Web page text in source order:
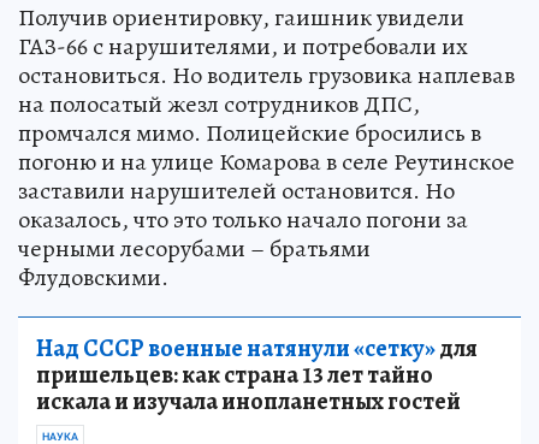
Получив ориентировку, гаишник увидели
ГАЗ-66 с нарушителями, и потребовали их
остановиться. Но водитель грузовика наплевав
на полосатый жезл сотрудников ДПС,
промчался мимо. Полицейские бросились в
погоню и на улице Комарова в селе Реутинское
заставили нарушителей остановится. Но
оказалось, что это только начало погони за
черными лесорубами – братьями
Флудовскими.
Над СССР военные натянули «сетку»для
пришельцев: как страна 13 лет тайно
искала и изучала инопланетных гостей
НАУКА